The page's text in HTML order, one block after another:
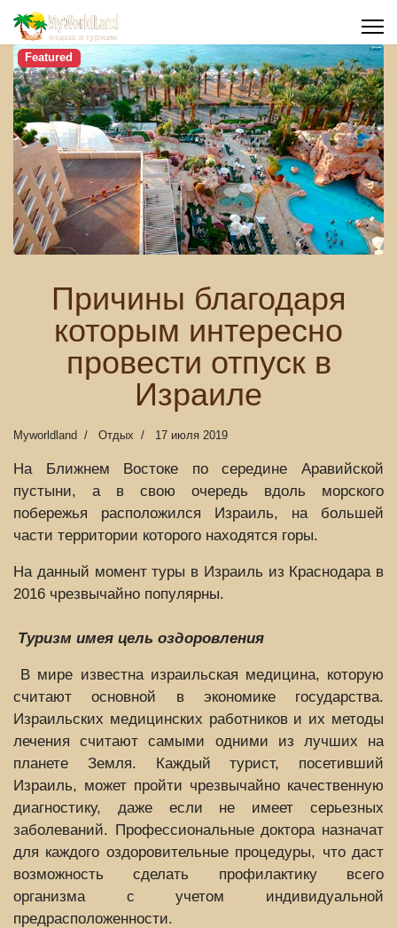
Featured
Причины благодаря
которым интересно
провести отпуск в
Израиле
Myworldland Отдых 17 июля 2019
На Ближнем Востоке по середине Аравийской
пустыни, а в свою очередь вдоль морского
побережья расположился Израиль, на большей
части территории которого находятся горы.
На данный момент туры в Израиль из Краснодара в
2016 чрезвычайно популярны.
Туризм имея цель оздоровления
В мире известна израильская медицина, которую
считают основной в экономике государства.
Израильских медицинских работников и их методы
лечения считают самыми одними из лучших на
планете Земля. Каждый турист, посетивший
Израиль, может пройти чрезвычайно качественную
диагностику, даже если не имеет серьезных
заболеваний. Профессиональные доктора назначат
для каждого оздоровительные процедуры, что даст
возможность сделать профилактику всего
организма с учетом индивидуальной
предрасположенности.